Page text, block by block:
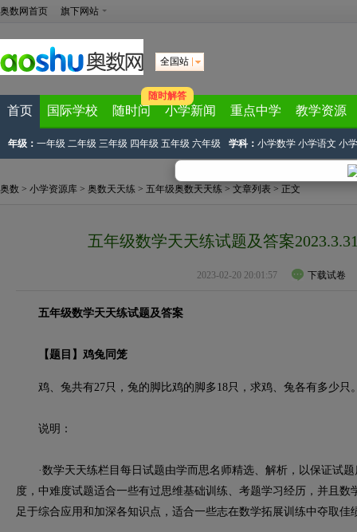
奥数网首页 旗下网站
全国站
首页 国际学校 随时问
随时解答
小学新闻 重点中学 教学资源
年级： 一年级 二年级 三年级 四年级 五年级 六年级 学科： 小学数学 小学语文 小
奥数 > 小学资源库 > 奥数天天练 > 五年级奥数天天练 > 文章列表 > 正文
五年级数学天天练试题及答案
2023-02-20 20:01:57 下载试卷
五年级数学天天练试题及答案
【题目】鸡兔同笼
鸡、兔共有27只，兔的脚比鸡的脚多18只，求鸡、兔各有多少只
说明：
·数学天天练栏目每日试题由学而思名师精选、解析，以保证试题
度，中难度试题适合一些有过思维基础训练、考题学习经历，并且数
足于综合应用和加深各知识点，适合一些志在数学拓展训练中夺取佳